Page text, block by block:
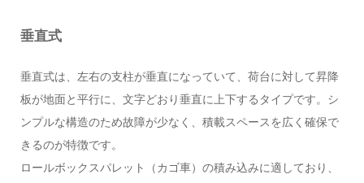
垂直式
垂直式は、左右の支柱が垂直になっていて、荷台に対して昇降
板が地面と平行に、文字どおり垂直に上下するタイプです。シ
ンプルな構造のため故障が少なく、積載スペースを広く確保で
きるのが特徴です。
ロールボックスパレット（カゴ車）の積み込みに適しており、